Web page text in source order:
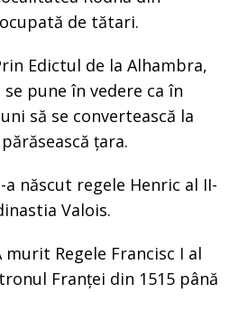
de tătari.
Edictul de la Alhambra,
pune în vedere ca în
să se convertească la
țara.
a născut regele Henric al II-
Valois.
murit Regele Francisc I al
Franței din 1515 până